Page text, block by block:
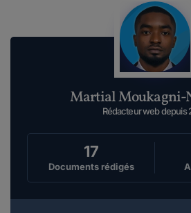
Martial Moukagni-
Rédacteur web depuis
17
Documents rédigés